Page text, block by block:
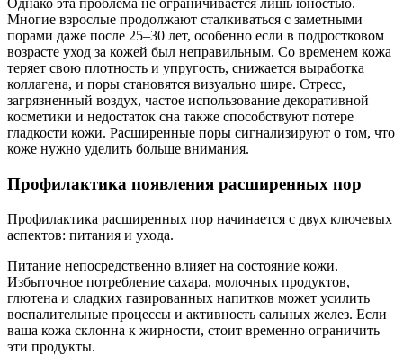
Однако эта проблема не ограничивается лишь юностью.
Многие взрослые продолжают сталкиваться с заметными
порами даже после 25–30 лет, особенно если в подростковом
возрасте уход за кожей был неправильным. Со временем кожа
теряет свою плотность и упругость, снижается выработка
коллагена, и поры становятся визуально шире. Стресс,
загрязненный воздух, частое использование декоративной
косметики и недостаток сна также способствуют потере
гладкости кожи. Расширенные поры сигнализируют о том, что
коже нужно уделить больше внимания.
Профилактика появления расширенных пор
Профилактика расширенных пор начинается с двух ключевых
аспектов: питания и ухода.
Питание непосредственно влияет на состояние кожи.
Избыточное потребление сахара, молочных продуктов,
глютена и сладких газированных напитков может усилить
воспалительные процессы и активность сальных желез. Если
ваша кожа склонна к жирности, стоит временно ограничить
эти продукты.